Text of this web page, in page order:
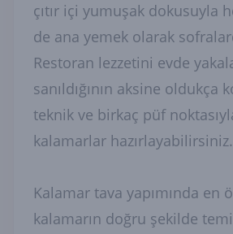
çıtır içi yumuşak dokusuyla
de ana yemek olarak
Restoran lezzetini evde
sanıldığının aksine oldukça
teknik ve birkaç püf
kalamarlar hazırlayabilirsiniz.
Kalamar tava yapımında en
kalamarın doğru şekilde